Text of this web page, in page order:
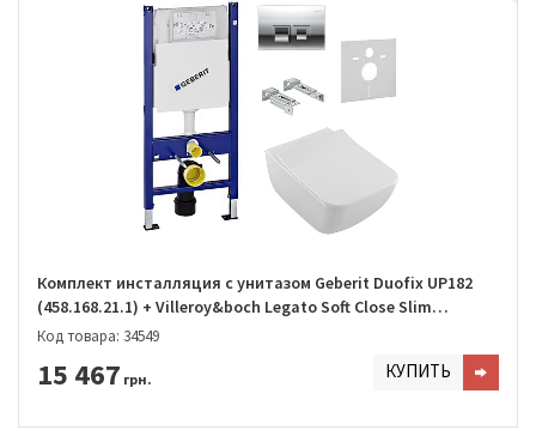
Комплект инсталляция с унитазом Geberit Duofix UP182
(458.168.21.1) + Villeroy&boch Legato Soft Close Slim
DirectFlush (5663RS01)
Код товара: 34549
15 467 грн. КУПИТЬ